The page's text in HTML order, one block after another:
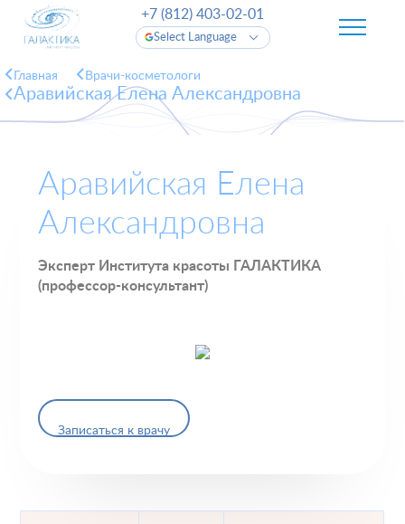
Select Language
+7 (812) 403-02-01
Главная Врачи-косметологи
Аравийская Елена Александровна
Аравийская Елена
Александровна
Эксперт Института красоты ГАЛАКТИКА
(профессор-консультант)
Записаться к врачу